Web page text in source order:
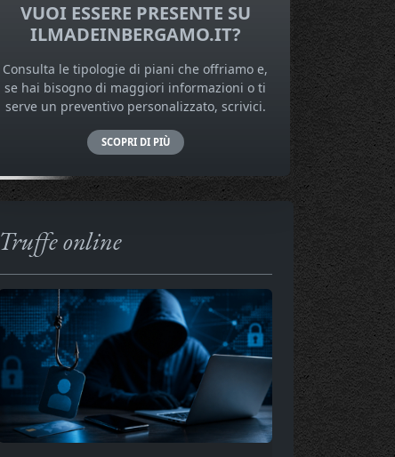
VUOI ESSERE PRESENTE SU
ILMADEINBERGAMO.IT?
Consulta le tipologie di piani che offriamo e,
se hai bisogno di maggiori informazioni o ti
serve un preventivo personalizzato, scrivici.
SCOPRI DI PIÙ
Truffe online